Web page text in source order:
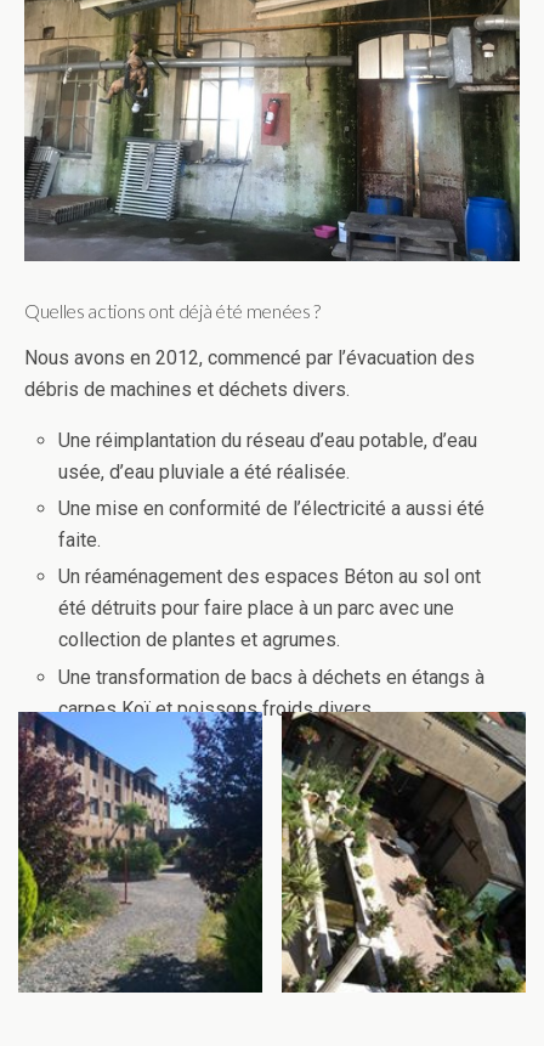
Quelles actions ont déjà été menées ?
Nous avons en 2012, commencé par l’évacuation des
débris de machines et déchets divers.
Une réimplantation du réseau d’eau potable, d’eau
usée, d’eau pluviale a été réalisée.
Une mise en conformité de l’électricité a aussi été
faite.
Un réaménagement des espaces Béton au sol ont
été détruits pour faire place à un parc avec une
collection de plantes et agrumes.
Une transformation de bacs à déchets en étangs à
carpes Koï et poissons froids divers.